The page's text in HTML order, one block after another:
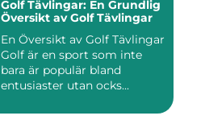
Golf Tävlingar: En Grundlig
Översikt av Golf Tävlingar
En Översikt av Golf Tävlingar
Golf är en sport som inte
bara är populär bland
entusiaster utan ocks...